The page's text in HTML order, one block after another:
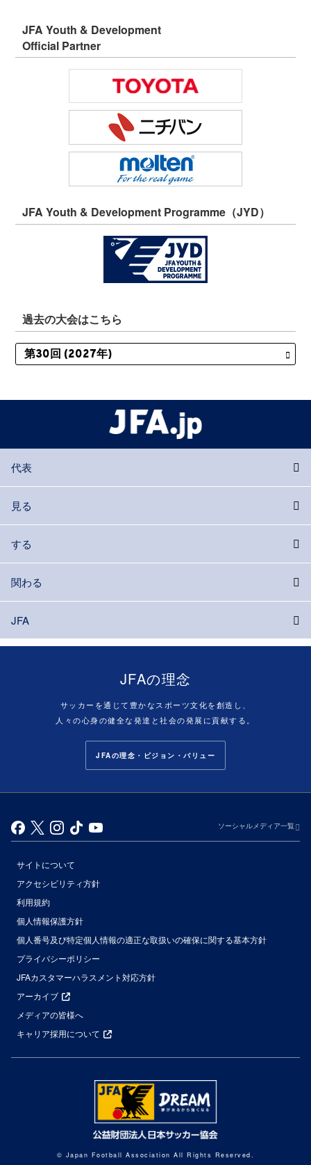
JFA Youth & Development
Official Partner
JFA Youth & Development Programme（JYD）
過去の大会はこちら
代表
見る
する
関わる
JFA
JFAの理念
サッカーを通じて豊かなスポーツ文化を創造し、
人々の心身の健全な発達と社会の発展に貢献する。
JFAの理念・ビジョン・バリュー
ソーシャルメディア一覧
サイトについて
アクセシビリティ方針
利用規約
個人情報保護方針
個人番号及び特定個人情報の適正な取扱いの確保に関する基本方針
プライバシーポリシー
JFAカスタマーハラスメント対応方針
アーカイブ
メディアの皆様へ
キャリア採用について
© Japan Football Association All Rights Reserved.